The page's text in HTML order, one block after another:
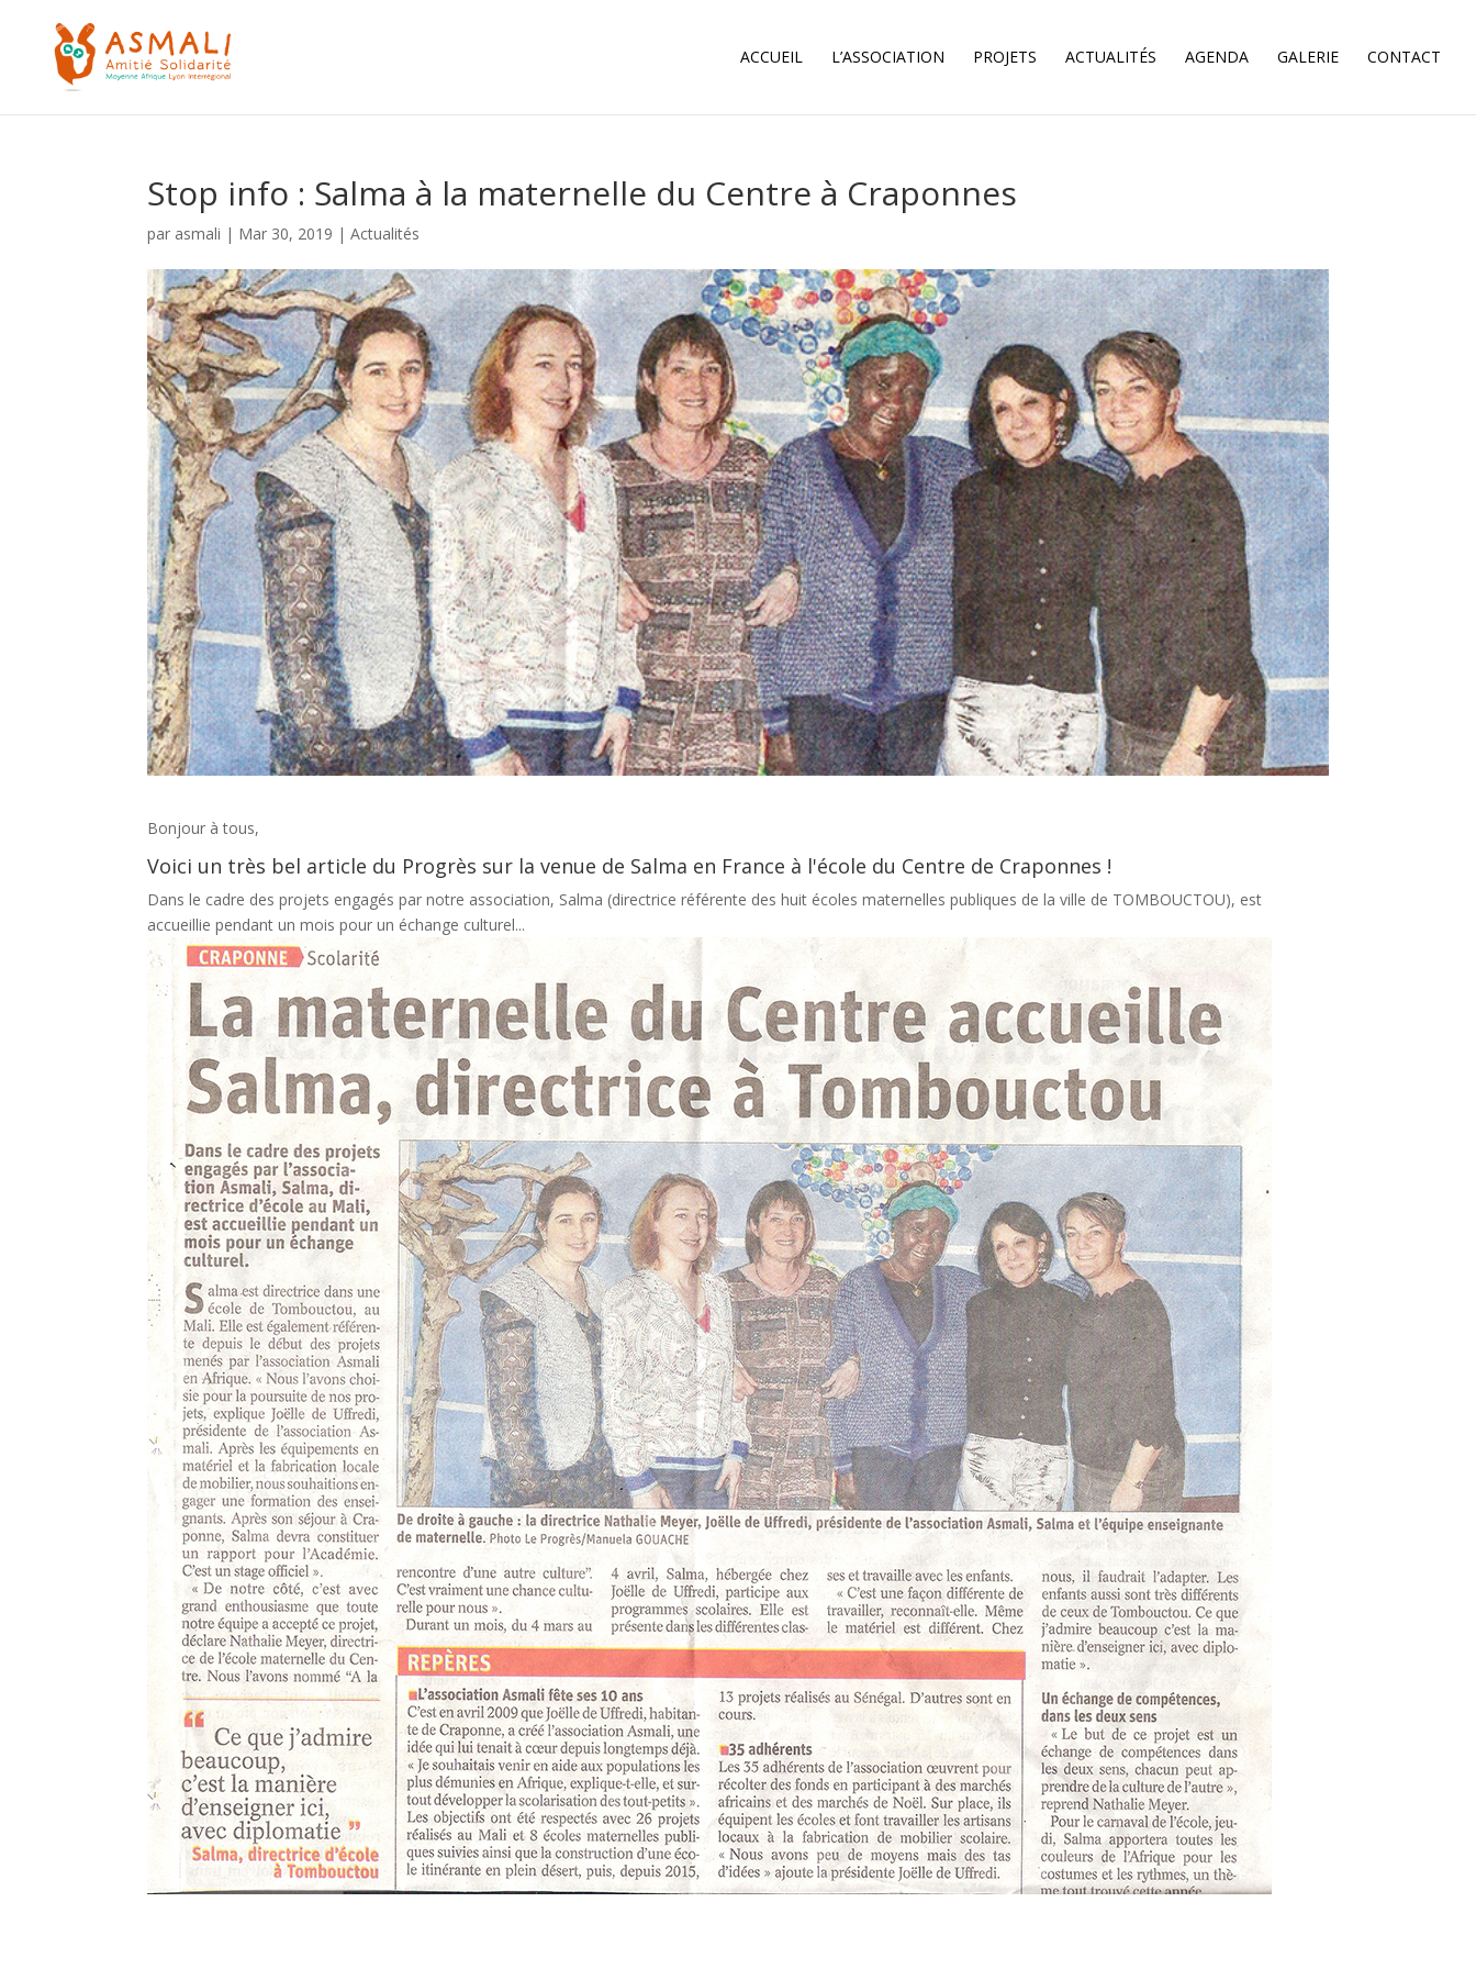
ACCUEIL L’ASSOCIATION PROJETS ACTUALITÉS AGENDA GALERIE CONTACT
Stop info : Salma à la maternelle du Centre à Craponnes
par asmali | Mar 30, 2019 |Actualités
Bonjour à tous,
Voici un très bel article du Progrès sur la venue de Salma en France à l'école du Centre de Craponnes !
Dans le cadre des projets engagés par notre association, Salma (directrice référente des huit écoles maternelles publiques de la ville de TOMBOUCTOU), est
accueillie pendant un mois pour un échange culturel...